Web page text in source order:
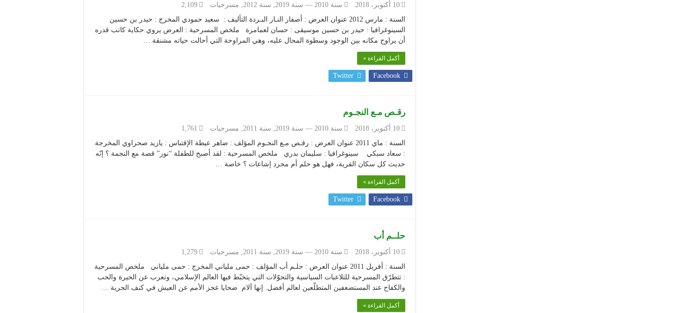
10 أكتوبر، 2018 سنة 2010 — سنة 2019 سنة 2012 مسرحيات
2,109
السنة : مارس 2012 عنوان العرض : أصفار النـار البـردة التأليف : سعيد حمودي المخرج : حيدر بن حسين
السينوغرافيا : حيدر بن حسين موسيقى : حسان لعمامرة ملخص المسرحية : العرض يروي حكاية كاتب قدره
أن يراوح مكانه بين الوجود وسطوة المحال عليه، وهي المراوحة التي أحالت حياته مشنقة …
أكمل القراءة »
Facebook
Twitter
رقـص مـع النجـوم
10 أكتوبر، 2018 سنة 2010 — سنة 2019 سنة 2011 مسرحيات
1,761
السنة : ماي 2011 عنوان العرض : رقـص مـع النجـوم المؤلف : ضاهر عيطة الإقتباس : يازيد صحراوي المخرجة
: سعاد سبكي سينوغرافيا : سليمان بدري ملخص المسرحية : لقد أصبح للطفلة “نور” قصة مع النجمة ؟ إنّه
حديث كل سكان القرية، فهل هو حلم أم مجرد إشاعات ؟ خاصة …
أكمل القراءة »
Facebook
Twitter
حلــم أب
10 أكتوبر، 2018 سنة 2010 — سنة 2019 سنة 2011 مسرحيات
1,279
السنة : أفريل 2011 عنوان العرض : حلـم أب المؤلف : حمى ملياني المخرج : حمى ملياني ملخص المسرحية
: تتطرّق المسرحية للتلاعبات السياسية والتحوّلات التي يتخبّط فيها العالم الإسلامي، وتعرب عن الحيرة والحب
والكفاح عند المستضعفين المتطلّعين لعالم أفضل. إنها آلام ضحايا عجز الأمم عن العيش في كنف الحرية …
أكمل القراءة »